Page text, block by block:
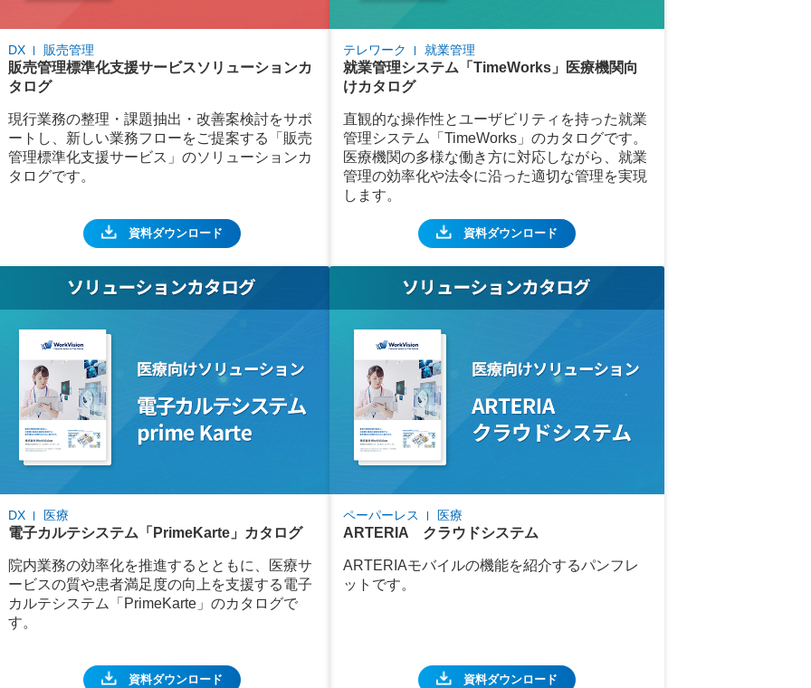
DX 販売管理
販売管理標準化支援サービスソリューションカ
タログ
現行業務の整理・課題抽出・改善案検討をサポ
ートし、新しい業務フローをご提案する「販売
管理標準化支援サービス」のソリューションカ
タログです。
資料ダウンロード
テレワーク 就業管理
就業管理システム「TimeWorks」医療機関向
けカタログ
直観的な操作性とユーザビリティを持った就業
管理システム「TimeWorks」のカタログです。
医療機関の多様な働き方に対応しながら、就業
管理の効率化や法令に沿った適切な管理を実現
します。
資料ダウンロード
DX 医療
電子カルテシステム「PrimeKarte」カタログ
院内業務の効率化を推進するとともに、医療サ
ービスの質や患者満足度の向上を支援する電子
カルテシステム「PrimeKarte」のカタログで
す。
資料ダウンロード
ペーパーレス 医療
ARTERIA クラウドシステム
ARTERIAモバイルの機能を紹介するパンフレ
ットです。
資料ダウンロード